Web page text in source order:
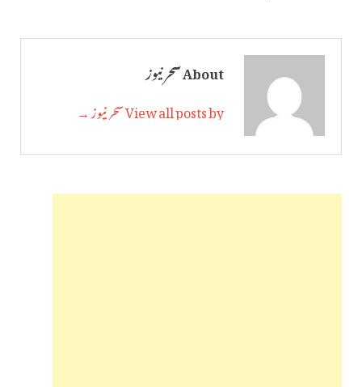
About سحر نیوز
View all posts by سحر نیوز →